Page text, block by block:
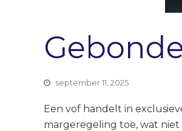
september 11, 2025
Een vof handelt in
margeregeling toe, wat niet